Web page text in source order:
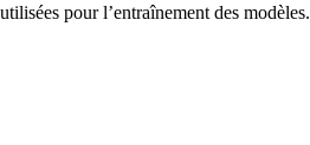
pour l’entraînement des modèles.